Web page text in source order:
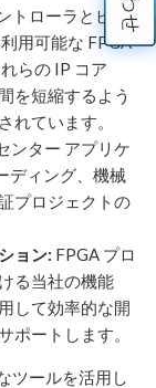
トローラとビデ
用可能な FPGA
らの IP コア
を短縮するよう
れています。
ンター アプリケ
ディング、機械
プロジェクトの
ョン: FPGA プロ
る当社の機能
して効率的な開
ポートします。
ツールを活用し